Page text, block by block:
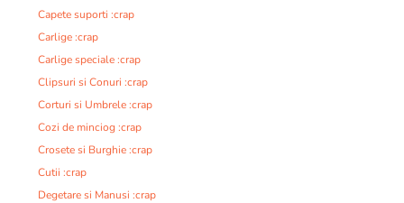
Capete suporti :crap
Carlige :crap
Carlige speciale :crap
Clipsuri si Conuri :crap
Corturi si Umbrele :crap
Cozi de minciog :crap
Crosete si Burghie :crap
Cutii :crap
Degetare si Manusi :crap